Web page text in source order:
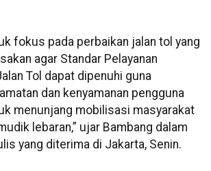
fokus pada perbaikan jalan tol yang
agar Standar Pelayanan
Tol dapat dipenuhi guna
dan kenyamanan pengguna
menunjang mobilisasi masyarakat
lebaran,” ujar Bambang dalam
yang diterima di Jakarta, Senin.